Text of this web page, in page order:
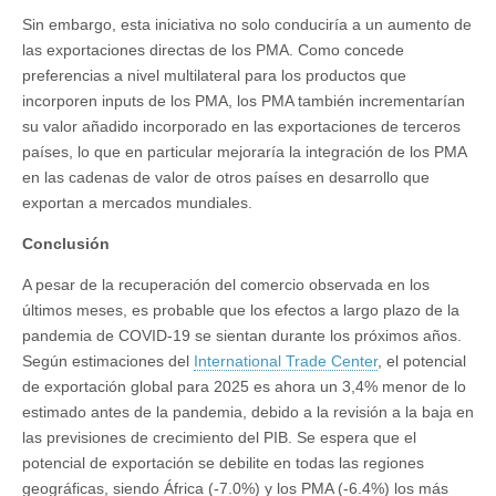
Sin embargo, esta iniciativa no solo conduciría a un aumento de
las exportaciones directas de los PMA. Como concede
preferencias a nivel multilateral para los productos que
incorporen inputs de los PMA, los PMA también incrementarían
su valor añadido incorporado en las exportaciones de terceros
países, lo que en particular mejoraría la integración de los PMA
en las cadenas de valor de otros países en desarrollo que
exportan a mercados mundiales.
Conclusión
A pesar de la recuperación del comercio observada en los
últimos meses, es probable que los efectos a largo plazo de la
pandemia de COVID-19 se sientan durante los próximos años.
Según estimaciones del International Trade Center, el potencial
de exportación global para 2025 es ahora un 3,4% menor de lo
estimado antes de la pandemia, debido a la revisión a la baja en
las previsiones de crecimiento del PIB. Se espera que el
potencial de exportación se debilite en todas las regiones
geográficas, siendo África (-7.0%) y los PMA (-6.4%) los más